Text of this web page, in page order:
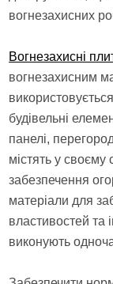
вогнезахисних
Вогнезахисні
вогнезахисним
будівельні
панелі,
містять у своєму
забезпечення
матеріали для
властивостей та
виконують